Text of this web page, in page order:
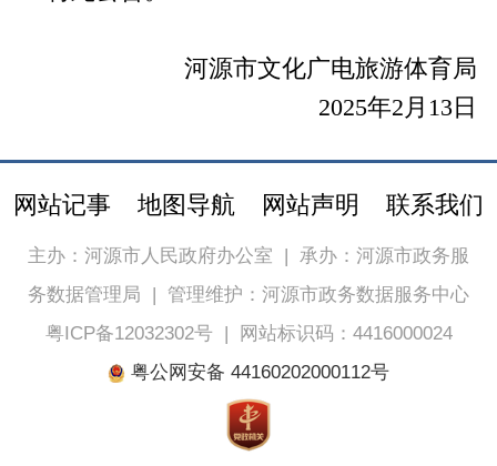
河源市文化广电旅游体育局
2025年2月13日
网站记事 地图导航 网站声明 联系我们
主办：河源市人民政府办公室 | 承办：河源市政务服
务数据管理局 | 管理维护：河源市政务数据服务中心
粤ICP备12032302号|
网站标识码：4416000024
粤公网安备 44160202000112号